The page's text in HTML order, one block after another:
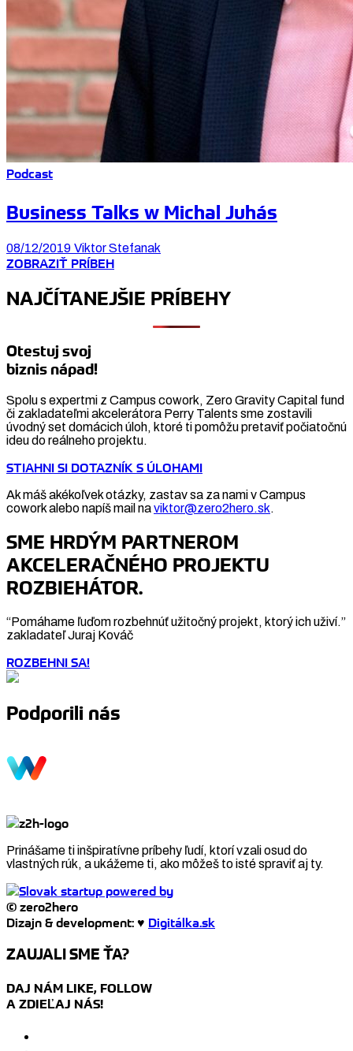
Podcast
Business Talks w Michal Juhás
08/12/2019 Viktor Stefanak
ZOBRAZIŤ PRÍBEH
NAJČÍTANEJŠIE PRÍBEHY
Otestuj svoj
biznis nápad!
Spolu s expertmi z Campus cowork, Zero Gravity Capital fund
či zakladateľmi akcelerátora Perry Talents sme zostavili
úvodný set domácich úloh, ktoré ti pomôžu pretaviť počiatočnú
ideu do reálneho projektu.
STIAHNI SI DOTAZNÍK S ÚLOHAMI
Ak máš akékoľvek otázky, zastav sa za nami v Campus
cowork alebo napíš mail naviktor@zero2hero.sk.
SME HRDÝM PARTNEROM
AKCELERAČNÉHO PROJEKTU
ROZBIEHÁTOR.
“Pomáhame ľuďom rozbehnúť užitočný projekt, ktorý ich uživí.”
zakladateľ Juraj Kováč
ROZBEHNI SA!
Podporili nás
Prinášame ti inšpiratívne príbehy ľudí, ktorí vzali osud do
vlastných rúk, a ukážeme ti, ako môžeš to isté spraviť aj ty.
© zero2hero
Dizajn & development: ♥ Digitálka.sk
ZAUJALI SME ŤA?
DAJ NÁM LIKE, FOLLOW
A ZDIEĽAJ NÁS!